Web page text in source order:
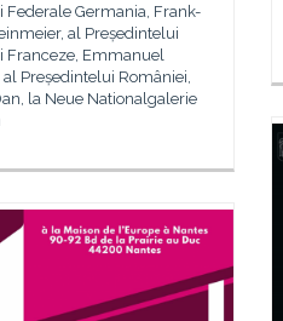
Federale Germania, Frank-
al Președintelui
Franceze, Emmanuel
al Președintelui României,
la Neue Nationalgalerie